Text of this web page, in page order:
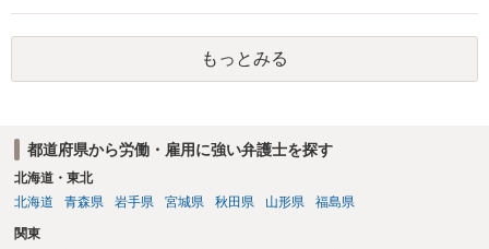
合理的か、という複数論点に分かれます。契約前なら、交渉のパワー
バランスの問題もありますが、修正余地があるうえ、後から争うより
コストを抑えやすいので、資料等を持参の上弁護士に確認されること
をお勧めします。 ・事務所側の解除でも、解除理由によってはタレン
は、合理性や対価性を欠くとして争いやすいです。逆に、タレント側
あります。
期間満了による退職は、業務労災への適用はありませんので、ご安心
ください。 仮に会社が打切り補償をせずに解雇した場合は、不当解雇
に当たります。 ＞労災の休業補償と、所得補償保険の保険金とは別
に、受け取れる金銭はありますでしょうか？ 業務労災の場合は、会社
逸失利益等）が認められる可能性が高いと思われます。 また、業務労
災での第三者行為傷害（同僚の不注意等による事故）の場合は、当該
第三者の賠償責任も考えられます。 労災で支払われた分は、損害額か
は、第三者から支払ってもらうことになります。 会社等との交渉が必
もっとみる
都道府県から労働・雇用に強い弁護士を探す
北海道・東北
北海道
青森県 岩手県 宮城県 秋田県 山形県 福島県
関東